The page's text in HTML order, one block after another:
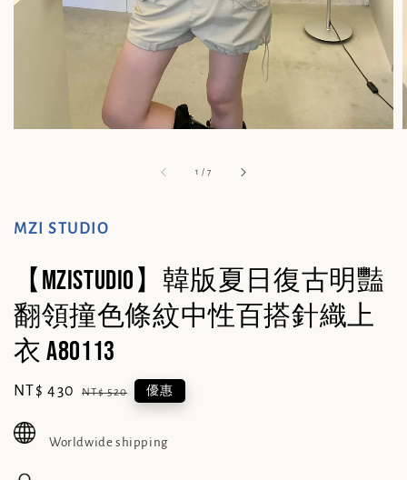
1 /7
MZI STUDIO
【MZISTUDIO】韓版夏日復古明豔
翻領撞色條紋中性百搭針織上
衣 A80113
Sale
NT$ 430 Regular
NT$ 520 優惠
Worldwide shipping